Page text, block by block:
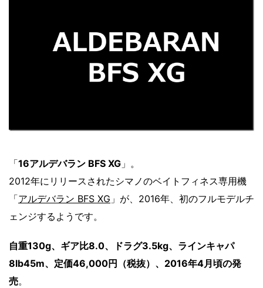
「16アルデバラン BFS XG 」。
2012年にリリースされたシマノのベイトフィネス専用機
「アルデバラン BFS XG 」が、2016年、初のフルモデルチ
ェンジするようです。
自重130g、ギア比8.0、ドラグ3.5kg、ラインキャパ
8lb45m、定価46,000円（税抜）、2016年4月頃の発
売。